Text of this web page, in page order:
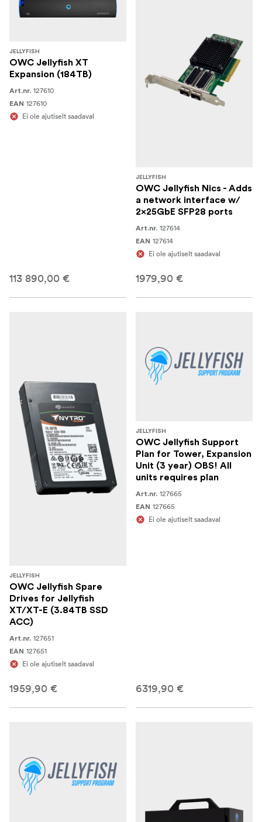
JELLYFISH
OWC Jellyfish XT
Expansion (184TB)
Art.nr. 127610
EAN 127610
Ei ole ajutiselt saadaval
113 890,00 €
JELLYFISH
OWC Jellyfish Nics - Adds
a network interface w/
2x25GbE SFP28 ports
Art.nr. 127614
EAN 127614
Ei ole ajutiselt saadaval
1979,90 €
JELLYFISH
OWC Jellyfish Spare
Drives for Jellyfish
XT/XT-E (3.84TB SSD
ACC)
Art.nr. 127651
EAN 127651
Ei ole ajutiselt saadaval
1959,90 €
JELLYFISH
OWC Jellyfish Support
Plan for Tower, Expansion
Unit (3 year) OBS! All
units requires plan
Art.nr. 127665
EAN 127665
Ei ole ajutiselt saadaval
6319,90 €